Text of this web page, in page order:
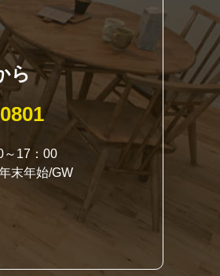
ら
～17：00
末年始/GW